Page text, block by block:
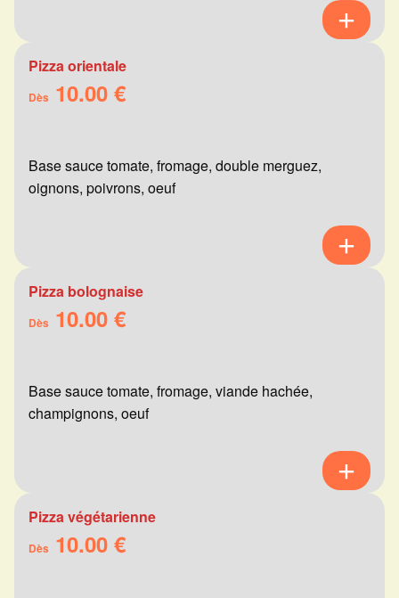
Pizza orientale
Dès 10.00 €
Base sauce tomate, fromage, double merguez,
oignons, poivrons, oeuf
Pizza bolognaise
Dès 10.00 €
Base sauce tomate, fromage, viande hachée,
champignons, oeuf
Pizza végétarienne
Dès 10.00 €